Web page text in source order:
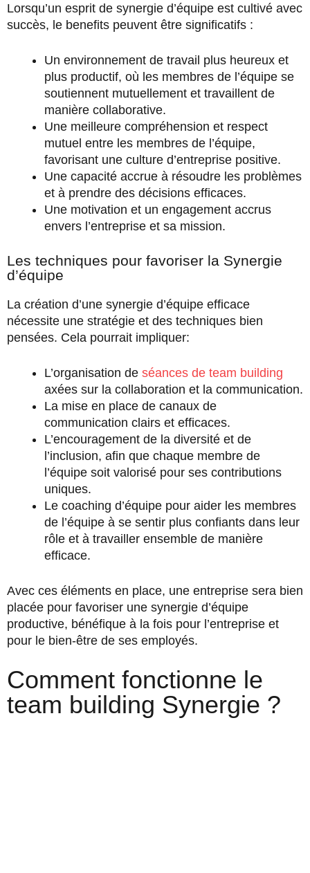
Lorsqu’un esprit de synergie d’équipe est cultivé avec
succès, le benefits peuvent être significatifs :
Un environnement de travail plus heureux et
plus productif, où les membres de l’équipe se
soutiennent mutuellement et travaillent de
manière collaborative.
Une meilleure compréhension et respect
mutuel entre les membres de l’équipe,
favorisant une culture d’entreprise positive.
Une capacité accrue à résoudre les problèmes
et à prendre des décisions efficaces.
Une motivation et un engagement accrus
envers l’entreprise et sa mission.
Les techniques pour favoriser la Synergie
d’équipe
La création d’une synergie d’équipe efficace
nécessite une stratégie et des techniques bien
pensées. Cela pourrait impliquer:
L’organisation de séances de team building
axées sur la collaboration et la communication.
La mise en place de canaux de
communication clairs et efficaces.
L’encouragement de la diversité et de
l’inclusion, afin que chaque membre de
l’équipe soit valorisé pour ses contributions
uniques.
Le coaching d’équipe pour aider les membres
de l’équipe à se sentir plus confiants dans leur
rôle et à travailler ensemble de manière
efficace.
Avec ces éléments en place, une entreprise sera bien
placée pour favoriser une synergie d’équipe
productive, bénéfique à la fois pour l’entreprise et
pour le bien-être de ses employés.
Comment fonctionne le
team building Synergie ?